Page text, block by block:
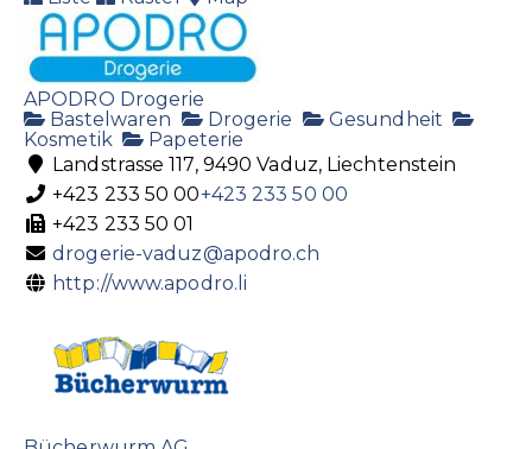
APODRO Drogerie
Bastelwaren
Drogerie
Gesundheit
Kosmetik
Papeterie
Landstrasse 117, 9490 Vaduz, Liechtenstein
+423 233 50 00+423 233 50 00
+423 233 50 01
drogerie-vaduz@apodro.ch
http://www.apodro.li